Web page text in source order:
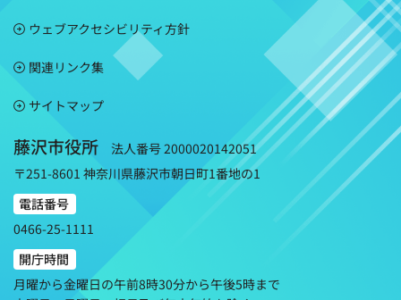
ウェブアクセシビリティ方針
関連リンク集
サイトマップ
藤沢市役所
法人番号 2000020142051
〒251-8601 神奈川県藤沢市朝日町1番地の1
電話番号
0466-25-1111
開庁時間
月曜から金曜日の午前8時30分から午後5時まで